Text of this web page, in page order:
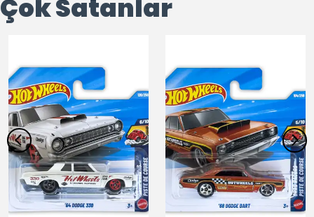
Çok Satanlar